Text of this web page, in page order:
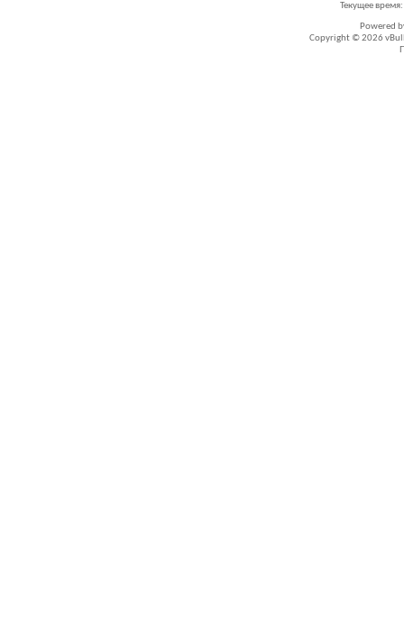
Текущее время:
Powered
Copyright © 2026